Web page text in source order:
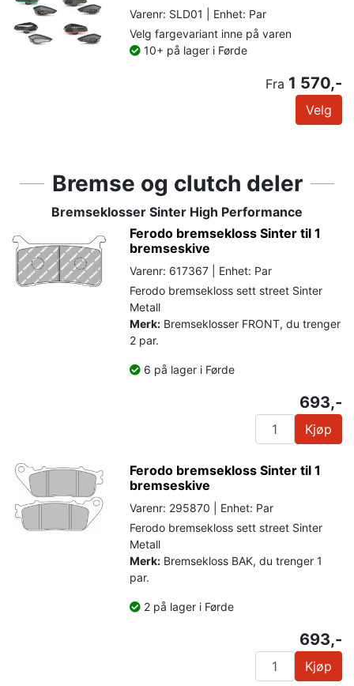
Varenr: SLD01 | Enhet: Par
Velg fargevariant inne på varen
10+ på lager i Førde
Fra 1 570,-
Velg
Bremse og clutch deler
Bremseklosser Sinter High Performance
Ferodo bremsekloss Sinter til 1
bremseskive
Varenr: 617367 | Enhet: Par
Ferodo bremsekloss sett street Sinter
Metall
Merk: Bremseklosser FRONT, du trenger
2 par.
6 på lager i Førde
693,-
Kjøp
Ferodo bremsekloss Sinter til 1
bremseskive
Varenr: 295870 | Enhet: Par
Ferodo bremsekloss sett street Sinter
Metall
Merk: Bremsekloss BAK, du trenger 1
par.
2 på lager i Førde
693,-
Kjøp